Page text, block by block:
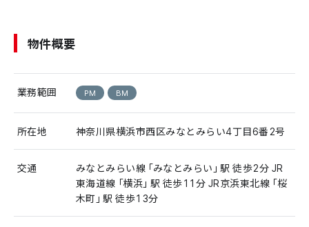
物件概要
業務範囲 PM BM
所在地 神奈川県横浜市西区みなとみらい4丁目6番2号
交通
みなとみらい線「みなとみらい」駅 徒歩2分 JR
東海道線「横浜」駅 徒歩11分 JR京浜東北線「桜
木町」駅 徒歩13分